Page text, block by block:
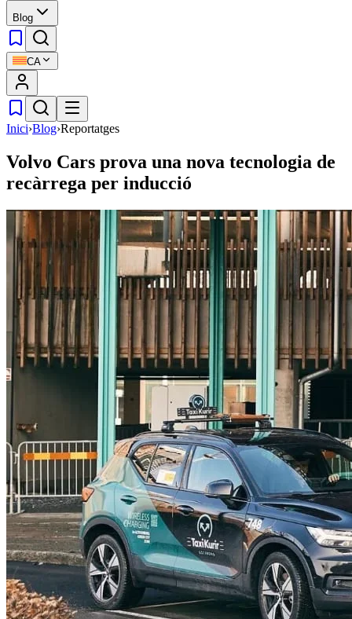
Blog
CA
Inici›Blog›Reportatges
Volvo Cars prova una nova tecnologia de
recàrrega per inducció